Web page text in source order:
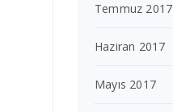
Temmuz 2017
Haziran 2017
Mayıs 2017